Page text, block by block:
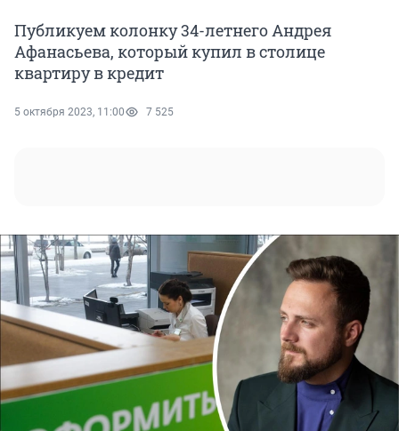
Публикуем колонку 34-летнего Андрея
Афанасьева, который купил в столице
квартиру в кредит
5 октября 2023, 11:00 7 525